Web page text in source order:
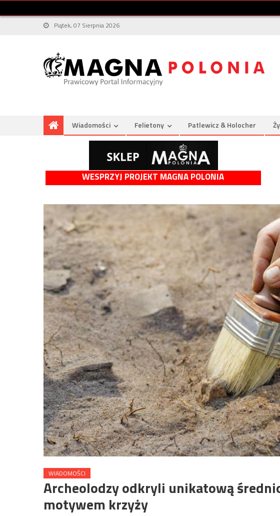
Piątek, 07 Sierpnia 2026
Wiadomości Felietony Patlewicz & Holocher
WESPRZYJ PROJEKT MAGNA POLONIA
WIADOMOŚCI
Archeolodzy odkryli unikatową
motywem krzyży